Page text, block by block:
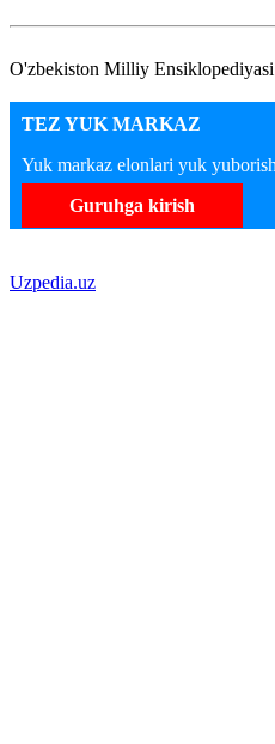
O'zbekiston Milliy Ensiklopediyasi
TEZ YUK MARKAZ
Yuk markaz elonlari yuk
Guruhga kirish
Uzpedia.uz